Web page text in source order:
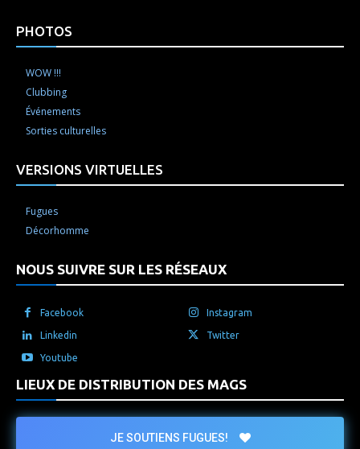
PHOTOS
WOW !!!
Clubbing
Événements
Sorties culturelles
VERSIONS VIRTUELLES
Fugues
Décorhomme
NOUS SUIVRE SUR LES RÉSEAUX
Facebook Instagram
Linkedin Twitter
Youtube
LIEUX DE DISTRIBUTION DES MAGS
JE SOUTIENS FUGUES!